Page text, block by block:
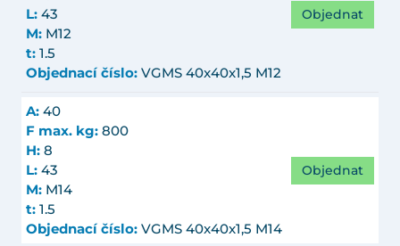
L: 43
M: M12
t: 1.5
Objednací číslo: VGMS 40x40x1,5 M12
Objednat
A: 40
F max. kg: 800
H: 8
L: 43
M: M14
t: 1.5
Objednací číslo: VGMS 40x40x1,5 M14
Objednat